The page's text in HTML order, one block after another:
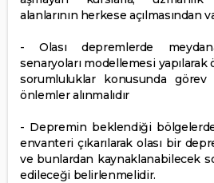
alanlarının herkese açılmasından
- Olası depremlerde
senaryoları modellemesi
sorumluluklar konusunda görev
önlemler alınmalıdır
- Depremin beklendiği
envanteri çıkarılarak olası bir
ve bunlardan kaynaklanabilecek
edileceği belirlenmelidir.